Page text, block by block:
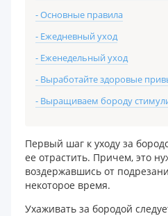
- Основные правила
- Ежедневный уход
- Еженедельный уход
- Выработайте здоровые
- Выращиваем бороду
Первый шаг к уходу за
ее отрастить. Причем, это
воздержавшись от
некоторое время.
Ухаживать за бородой